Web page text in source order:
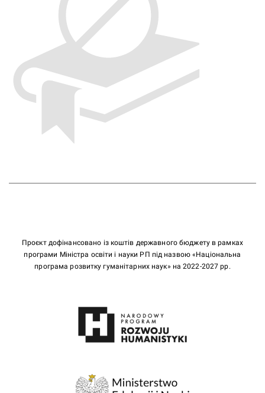
Проєкт дофінансовано із коштів державного бюджету в рамках
програми Міністра освіти і науки РП під назвою «Національна
програма розвитку гуманітарних наук» на 2022-2027 рр.